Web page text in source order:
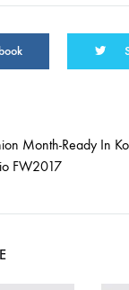
Month-Ready In
FW2017